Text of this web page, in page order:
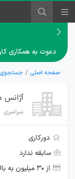
دعوت به همکاری
صفحه اصلی جستجوی
آژانس
سراسری
دورکاری
سابقه ندارد
از ۳۰ میلیون به بالا